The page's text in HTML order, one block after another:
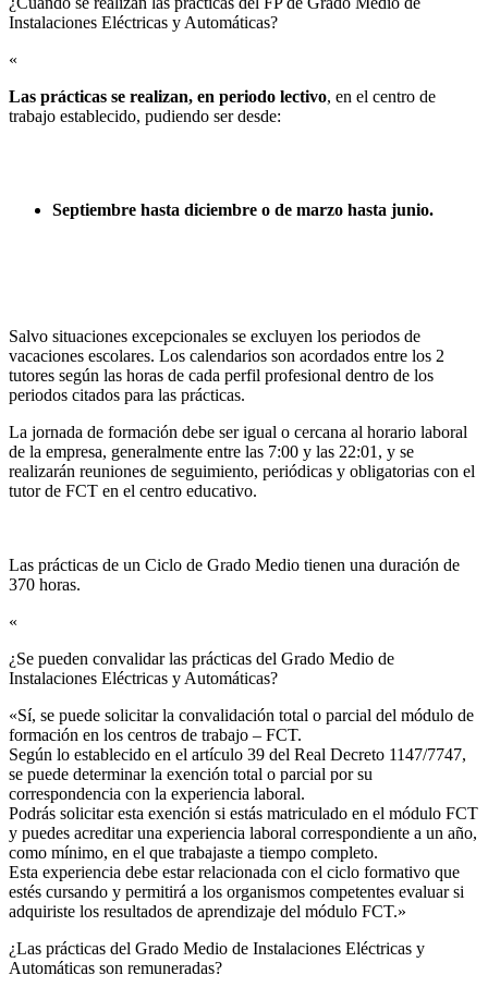
Instalaciones Eléctricas y Automáticas?​
«
Las prácticas se realizan, en periodo lectivo, en el centro de
trabajo establecido, pudiendo ser desde:
Septiembre hasta diciembre o de marzo hasta junio.
Salvo situaciones excepcionales se excluyen los periodos de
vacaciones escolares. Los calendarios son acordados entre los 2
tutores según las horas de cada perfil profesional dentro de los
periodos citados para las prácticas.
La jornada de formación debe ser igual o cercana al horario laboral
de la empresa, generalmente entre las 7:00 y las 22:01, y se
realizarán reuniones de seguimiento, periódicas y obligatorias con el
tutor de FCT en el centro educativo.
Las prácticas de un Ciclo de Grado Medio tienen una duración de
370 horas.
«
¿Se pueden convalidar las prácticas del Grado Medio de
Instalaciones Eléctricas y Automáticas?​
«Sí, se puede solicitar la convalidación total o parcial del módulo de
formación en los centros de trabajo – FCT.
Según lo establecido en el artículo 39 del Real Decreto 1147/7747,
se puede determinar la exención total o parcial por su
correspondencia con la experiencia laboral.
Podrás solicitar esta exención si estás matriculado en el módulo FCT
y puedes acreditar una experiencia laboral correspondiente a un año,
como mínimo, en el que trabajaste a tiempo completo.
Esta experiencia debe estar relacionada con el ciclo formativo que
estés cursando y permitirá a los organismos competentes evaluar si
adquiriste los resultados de aprendizaje del módulo FCT.»
¿Las prácticas del Grado Medio de Instalaciones Eléctricas y
Automáticas son remuneradas?​